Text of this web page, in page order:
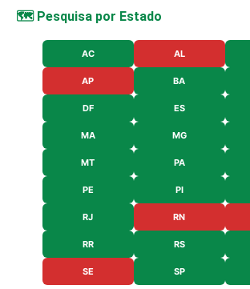
🗺️ Pesquisa por Estado
AC AL
AP BA
DF ES
MA MG
MT PA
PE PI
RJ RN
RR RS
SE SP